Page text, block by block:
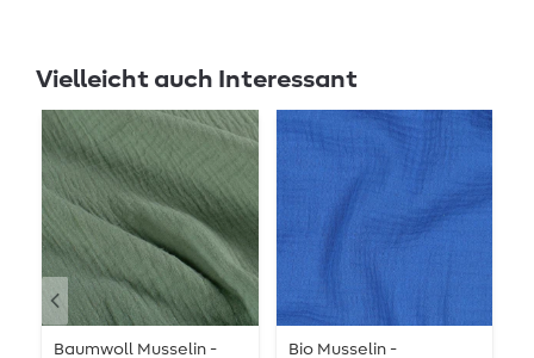
Vielleicht auch Interessant
Baumwoll Musselin -
Bio Musselin -